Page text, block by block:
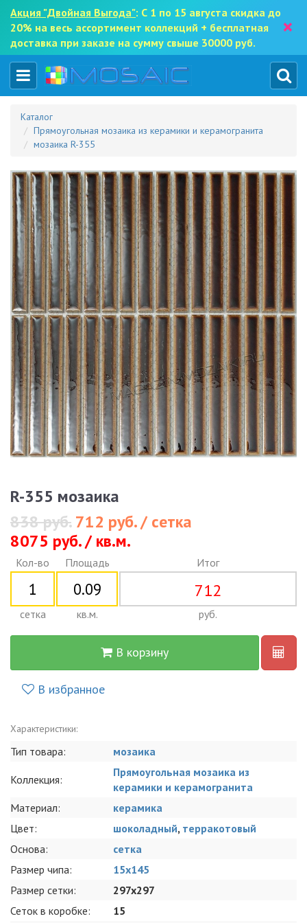
Акция "Двойная Выгода": С 1 по 15 августа скидка до
20% на весь ассортимент коллекций + бесплатная
доставка при заказе на сумму свыше 30000 руб.
×
Каталог
Прямоугольная мозаика из керамики и керамогранита
мозаика R-355
R-355 мозаика
838 руб.712 руб. / сетка
8075 руб. / кв.м.
Кол-во
сетка
Площадь
кв.м.
Итог
712
руб.
В корзину
В избранное
Характеристики:
Тип товара: мозаика
Коллекция:
Прямоугольная мозаика из
керамики и керамогранита
Материал:
керамика
Цвет:
шоколадный, терракотовый
Основа:
сетка
Размер чипа:
15х145
Размер сетки:
297x297
Сеток в коробке:
15